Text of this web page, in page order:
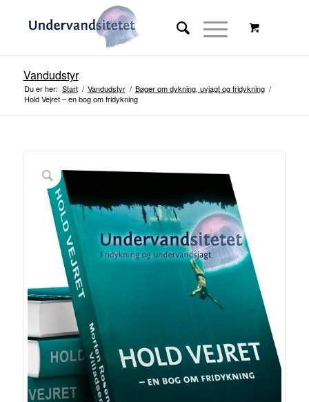
Vandudstyr
Du er her: Start / Vandudstyr / Bøger om dykning, uvjagt og fridykning /
Hold Vejret – en bog om fridykning